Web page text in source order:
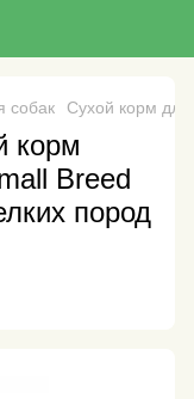
собак Сухой корм
корм
Breed
пород